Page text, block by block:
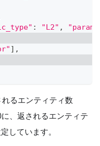
: "L2" ,
] ,
るエンティティ数
、返されるエンティテ
しています。